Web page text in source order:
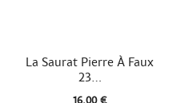
Aperçu rapide
La Saurat Pierre À Faux
23...
16,00 €